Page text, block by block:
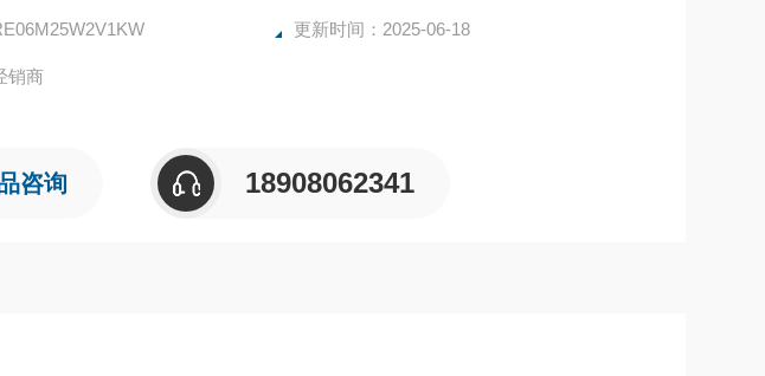
更新时间：2025-06-18
销商
咨询 18908062341